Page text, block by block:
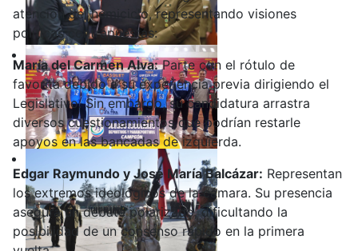
atención del hemiciclo, representando visiones
políticas contrapuestas:
María del Carmen Alva:Parte con el rótulo de
favorita debido a su experiencia previa dirigiendo el
Legislativo. Sin embargo, su candidatura arrastra
diversos cuestionamientos que podrían restarle
apoyos en las bancadas de izquierda.
Edgar Raymundo y José María Balcázar: Representan
los extremos ideológicos de la cámara. Su presencia
asegura un debate polarizado, dificultando la
posibilidad de un consenso rápido en la primera